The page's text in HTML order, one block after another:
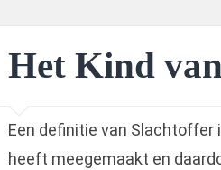
Het Kind
Een definitie van Slachtoffer
heeft meegemaakt en